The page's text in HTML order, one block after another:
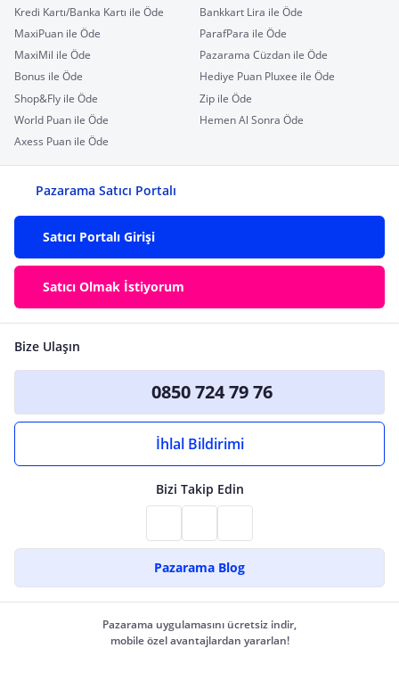
Kredi Kartı/Banka Kartı ile Öde
Bankkart Lira ile Öde
MaxiPuan ile Öde
ParafPara ile Öde
MaxiMil ile Öde
Pazarama Cüzdan ile Öde
Bonus ile Öde
Hediye Puan Pluxee ile Öde
Shop&Fly ile Öde
Zip ile Öde
World Puan ile Öde
Hemen Al Sonra Öde
Axess Puan ile Öde
Pazarama Satıcı Portalı
Satıcı Portalı Girişi
Satıcı Olmak İstiyorum
Bize Ulaşın
0850 724 79 76
İhlal Bildirimi
Bizi Takip Edin
Pazarama Blog
Pazarama uygulamasını ücretsiz indir,
mobile özel avantajlardan yararlan!